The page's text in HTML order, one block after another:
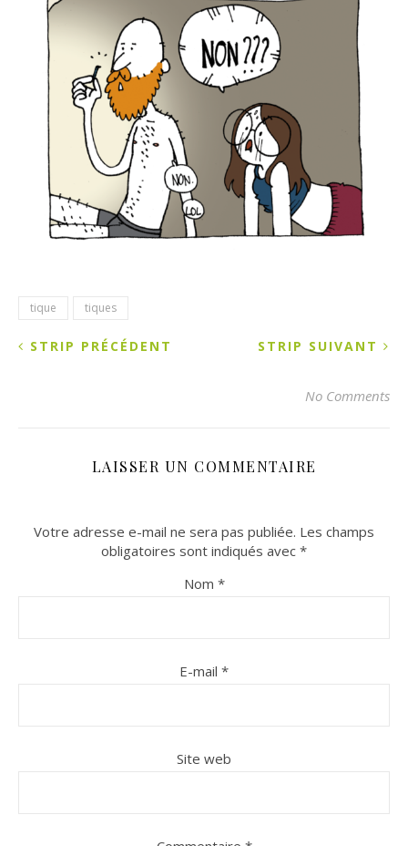
tique tiques
STRIP SUIVANT
STRIP PRÉCÉDENT
No Comments
LAISSER UN COMMENTAIRE
Votre adresse e-mail ne sera pas publiée. Les champs
obligatoires sont indiqués avec *
Nom *
E-mail *
Site web